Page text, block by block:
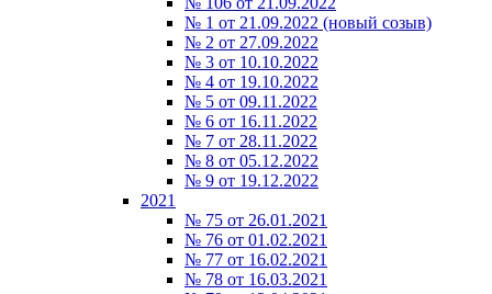
№ 1 от 21.09.2022 (новый созыв)
№ 2 от 27.09.2022
№ 3 от 10.10.2022
№ 4 от 19.10.2022
№ 5 от 09.11.2022
№ 6 от 16.11.2022
№ 7 от 28.11.2022
№ 8 от 05.12.2022
№ 9 от 19.12.2022
2021
№ 75 от 26.01.2021
№ 76 от 01.02.2021
№ 77 от 16.02.2021
№ 78 от 16.03.2021